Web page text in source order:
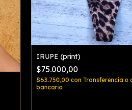
IRUPE (print)
$75.000,00
$63.750,00 con Transferencia o
bancario